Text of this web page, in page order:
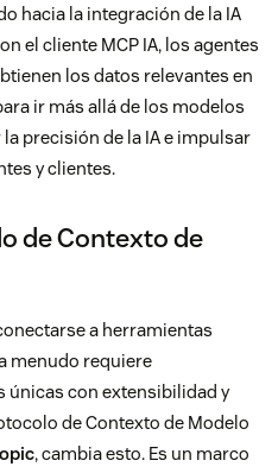
hacia la integración de la IA
el cliente MCP IA, los agentes
los datos relevantes en
ir más allá de los modelos
precisión de la IA e impulsar
y clientes.
de Contexto de
a herramientas
menudo requiere
únicas con extensibilidad y
de Contexto de Modelo
, cambia esto. Es un marco